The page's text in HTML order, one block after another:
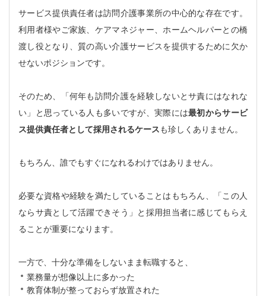
サービス提供責任者は訪問介護事業所の中心的な存在です。
利用者様やご家族、ケアマネジャー、ホームヘルパーとの橋
渡し役となり、質の高い介護サービスを提供するために欠か
せないポジションです。
そのため、「何年も訪問介護を経験しないとサ責にはなれな
い」と思っている人も多いですが、実際には最初からサービ
ス提供責任者として採用されるケースも珍しくありません。
もちろん、誰でもすぐになれるわけではありません。
必要な資格や経験を満たしていることはもちろん、「この人
ならサ責として活躍できそう」と採用担当者に感じてもらえ
ることが重要になります。
一方で、十分な準備をしないまま転職すると、
業務量が想像以上に多かった
教育体制が整っておらず放置された